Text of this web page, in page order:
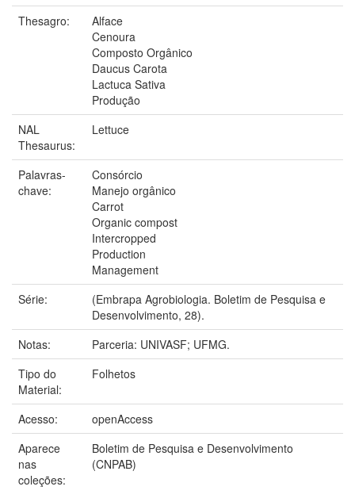
Thesagro:
Alface
Cenoura
Composto Orgânico
Daucus Carota
Lactuca Sativa
Produção
NAL
Thesaurus:
Lettuce
Palavras-
chave:
Consórcio
Manejo orgânico
Carrot
Organic compost
Intercropped
Production
Management
Série:
(Embrapa Agrobiologia. Boletim de Pesquisa e
Desenvolvimento, 28).
Notas:
Parceria: UNIVASF; UFMG.
Tipo do
Material:
Folhetos
Acesso:
openAccess
Aparece
nas
coleções:
Boletim de Pesquisa e Desenvolvimento
(CNPAB)